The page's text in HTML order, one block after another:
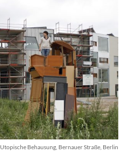
Utopische Behausung, Bernauer Straße, Berlin